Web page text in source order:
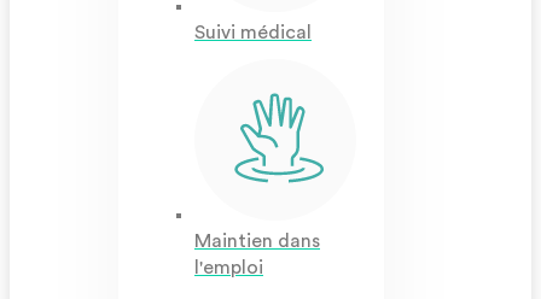
Suivi médical
Maintien dans
l'emploi